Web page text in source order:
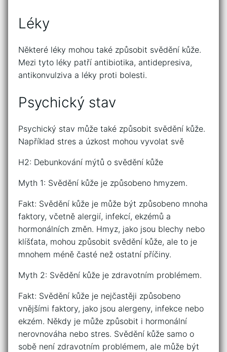
Léky
Některé léky mohou také způsobit svědění kůže.
Mezi tyto léky patří antibiotika, antidepresiva,
antikonvulziva a léky proti bolesti.
Psychický stav
Psychický stav může také způsobit svědění kůže.
Například stres a úzkost mohou vyvolat svě
H2: Debunkování mýtů o svědění kůže
Myth 1: Svědění kůže je způsobeno hmyzem.
Fakt: Svědění kůže je může být způsobeno mnoha
faktory, včetně alergií, infekcí, ekzémů a
hormonálních změn. Hmyz, jako jsou blechy nebo
klíšťata, mohou způsobit svědění kůže, ale to je
mnohem méně časté než ostatní příčiny.
Myth 2: Svědění kůže je zdravotním problémem.
Fakt: Svědění kůže je nejčastěji způsobeno
vnějšími faktory, jako jsou alergeny, infekce nebo
ekzém. Někdy je může způsobit i hormonální
nerovnováha nebo stres. Svědění kůže samo o
sobě není zdravotním problémem, ale může být